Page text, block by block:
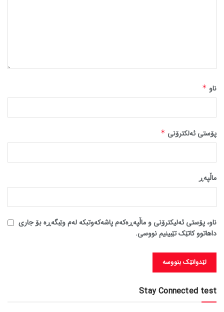
ناو *
پۆستی ئەلکترۆنی *
ماڵپه‌ڕ
ناو، پۆستی ئەلیکترۆنی و ماڵپەڕەکەم پاشەکەوتبکە لەم وێبگەڕە بۆ جاری
داهاتوو کاتێک تێبینیم نووسی.
Stay Connected test